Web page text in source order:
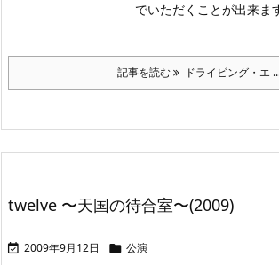
でいただくことが出来ま
記事を読む ドライビング・エ
twelve 〜天国の待合室〜(2009)
 2009年9月12日  公演